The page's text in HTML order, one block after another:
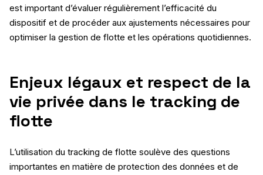
est important d’évaluer régulièrement l’efficacité du
dispositif et de procéder aux ajustements nécessaires pour
optimiser la gestion de flotte et les opérations quotidiennes.
Enjeux légaux et respect de la
vie privée dans le tracking de
flotte
L’utilisation du tracking de flotte soulève des questions
importantes en matière de protection des données et de